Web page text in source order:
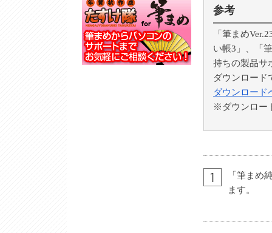
参考
「筆まめ
い帳3」、「
持ちの製品サ
ダウンロード
ダウンロード
※ダウンロー
「筆まめ
ます。